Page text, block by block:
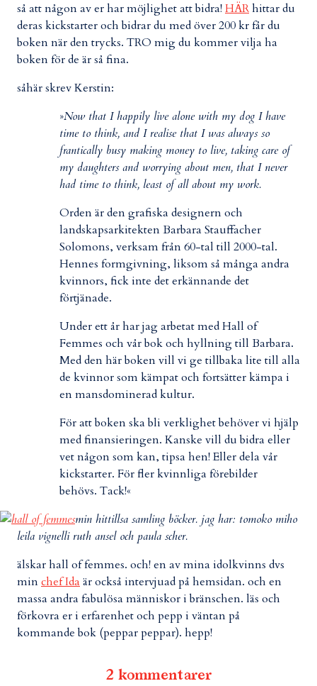
så att någon av er har möjlighet att bidra!HÄRhittar du
deras kickstarter och bidrar du med över 200 kr får du
boken när den trycks. TRO mig du kommer vilja ha
boken för de är så fina.
såhär skrev Kerstin:
»Now that I happily live alone with my dog I have
time to think, and I realise that I was always so
frantically busy making money to live, taking care of
my daughters and worrying about men, that I never
had time to think, least of all about my work.
Orden är den grafiska designern och
landskapsarkitekten Barbara Stauffacher
Solomons, verksam från 60-tal till 2000-tal.
Hennes formgivning, liksom så många andra
kvinnors, fick inte det erkännande det
förtjänade.
Under ett år har jag arbetat med Hall of
Femmes och vår bok och hyllning till Barbara.
Med den här boken vill vi ge tillbaka lite till alla
de kvinnor som kämpat och fortsätter kämpa i
en mansdominerad kultur.
För att boken ska bli verklighet behöver vi hjälp
med finansieringen. Kanske vill du bidra eller
vet någon som kan, tipsa hen! Eller dela vår
kickstarter. För fler kvinnliga förebilder
behövs. Tack!«
min hittillsa samling böcker. jag har: tomoko miho
leila vignelli ruth ansel och paula scher.
älskar hall of femmes. och! en av mina idolkvinns dvs
minchef Ida är också intervjuad på hemsidan. och en
massa andra fabulösa människor i bränschen. läs och
förkovra er i erfarenhet och pepp i väntan på
kommande bok (peppar peppar). hepp!
2 kommentarer